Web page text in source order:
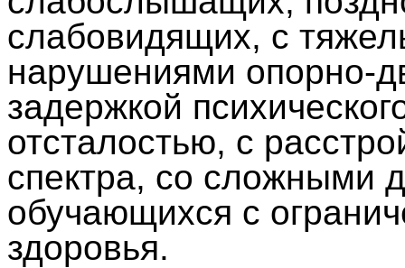
слабовидящих, с
нарушениями опорно-
задержкой
отсталостью, с
спектра, со сложными
обучающихся с
здоровья.